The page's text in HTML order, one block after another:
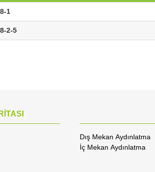
1
2-5
Dış Mekan Aydınlatma
İç Mekan Aydınlatma